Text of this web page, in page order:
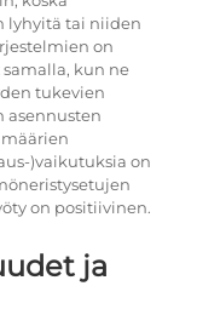
lyhyitä tai niiden
on
kun ne
tukevien
asennusten
)vaikutuksia on
on positiivinen.
ja